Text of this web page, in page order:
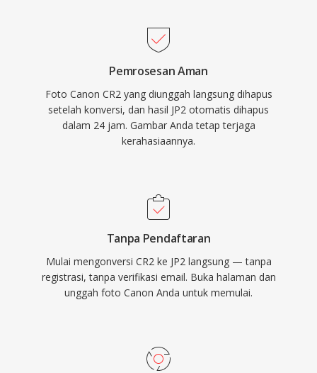
Pemrosesan Aman
Foto Canon CR2 yang diunggah langsung dihapus
setelah konversi, dan hasil JP2 otomatis dihapus
dalam 24 jam. Gambar Anda tetap terjaga
kerahasiaannya.
Tanpa Pendaftaran
Mulai mengonversi CR2 ke JP2 langsung — tanpa
registrasi, tanpa verifikasi email. Buka halaman dan
unggah foto Canon Anda untuk memulai.